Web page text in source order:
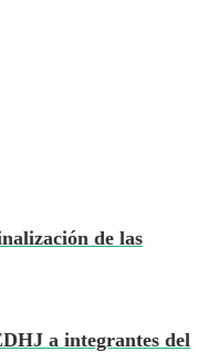
de las
a integrantes del